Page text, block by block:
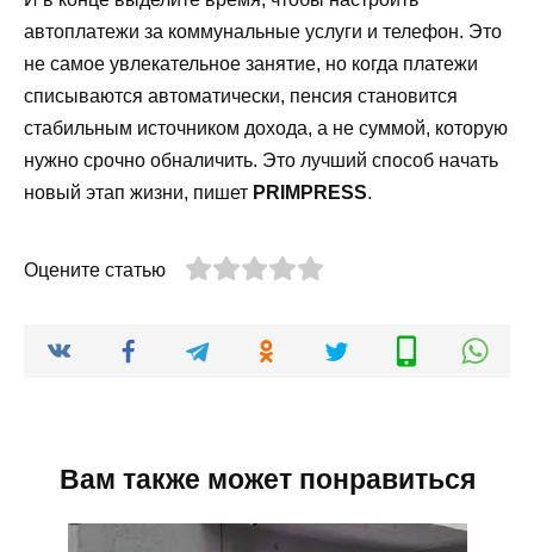
автоплатежи за коммунальные услуги и телефон. Это
не самое увлекательное занятие, но когда платежи
списываются автоматически, пенсия становится
стабильным источником дохода, а не суммой, которую
нужно срочно обналичить. Это лучший способ начать
новый этап жизни, пишет PRIMPRESS.
Оцените статью
Вам также может понравиться